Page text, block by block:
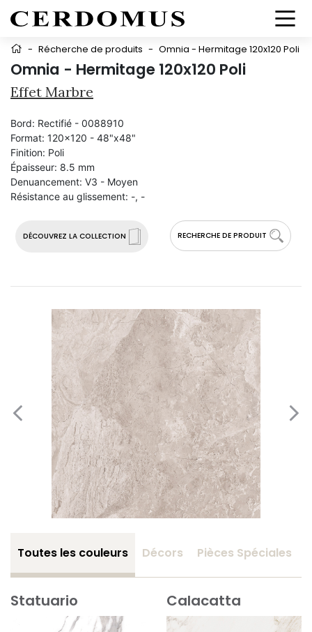
- Récherche de produits - Omnia - Hermitage 120x120 Poli
Omnia - Hermitage 120x120 Poli
Effet Marbre
DÉCOUVREZ LA COLLECTION RECHERCHE DE PRODUIT
Bord: Rectifié - 0088910
Format: 120x120 - 48"x48"
Finition: Poli
Épaisseur: 8.5 mm
Denuancement: V3 - Moyen
Résistance au glissement: -, -
Toutes les couleurs Décors Pièces Spéciales
Statuario Calacatta